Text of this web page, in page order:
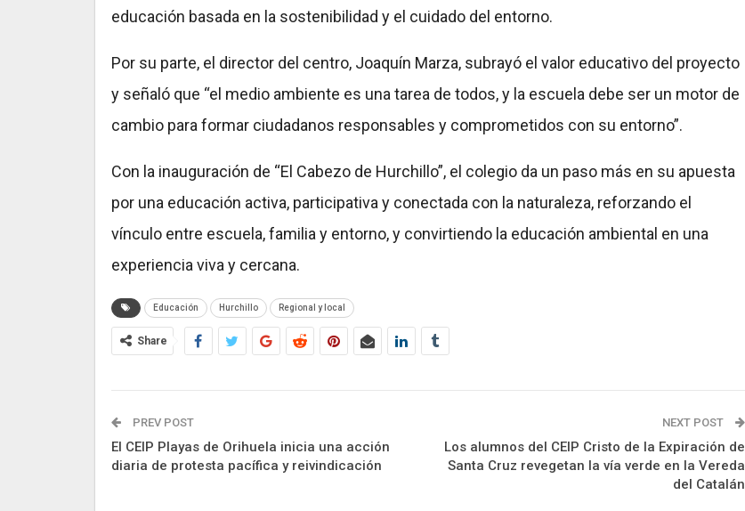
educación basada en la sostenibilidad y el cuidado del entorno.
Por su parte, el director del centro, Joaquín Marza, subrayó el valor educativo del proyecto
y señaló que “el medio ambiente es una tarea de todos, y la escuela debe ser un motor de
cambio para formar ciudadanos responsables y comprometidos con su entorno”.
Con la inauguración de “El Cabezo de Hurchillo”, el colegio da un paso más en su apuesta
por una educación activa, participativa y conectada con la naturaleza, reforzando el
vínculo entre escuela, familia y entorno, y convirtiendo la educación ambiental en una
experiencia viva y cercana.
Educación Hurchillo Regional y local
Share
PREV POST
El CEIP Playas de Orihuela inicia una acción
diaria de protesta pacífica y reivindicación
NEXT POST
Los alumnos del CEIP Cristo de la Expiración de
Santa Cruz revegetan la vía verde en la Vereda
del Catalán